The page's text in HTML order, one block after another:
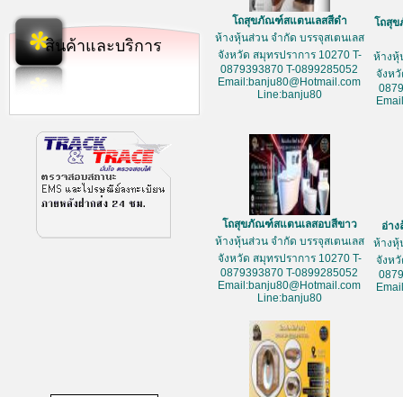
สินค้าและบริการ
โถสุขภัณฑ์สแตนเลสสีดำ
ห้างหุ้นส่วน จำกัด บรรจุสเตนเลส
จังหวัด สมุทรปราการ 10270 T-
0879393870 T-0899285052
Email:banju80@Hotmail.com
Line:banju80
โถสุ
ห้างหุ้
จังห
โถสุขภัณฑ์สแตนเลสอบสีขาว
ห้างหุ้นส่วน จำกัด บรรจุสเตนเลส
จังหวัด สมุทรปราการ 10270 T-
0879393870 T-0899285052
Email:banju80@Hotmail.com
Line:banju80
อ่า
ห้างหุ้
จังห